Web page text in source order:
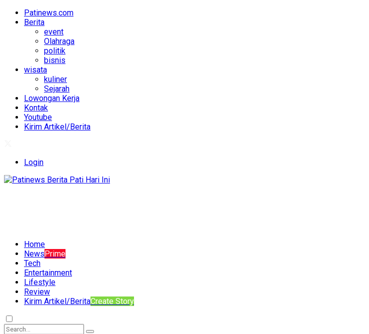
Patinews.com
Berita
event
Olahraga
politik
bisnis
wisata
kuliner
Sejarah
Lowongan Kerja
Kontak
Youtube
Kirim Artikel/Berita
Login
Home
NewsPrime
Tech
Entertainment
Lifestyle
Review
Kirim Artikel/BeritaCreate Story